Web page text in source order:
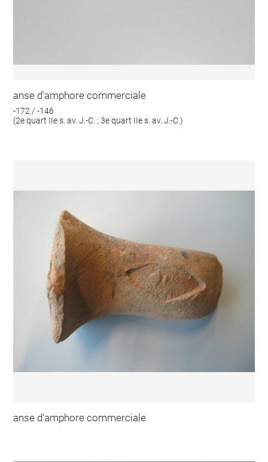
anse d'amphore commerciale
-172 / -146
(2e quart IIe s. av. J.-C. ; 3e quart IIe s. av. J.-C.)
anse d'amphore commerciale